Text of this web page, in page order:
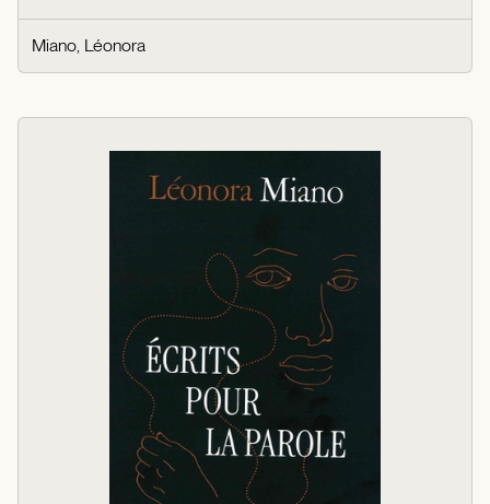
Miano, Léonora